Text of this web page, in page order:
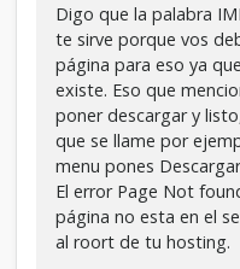
Digo que la palabra
te sirve porque vos
página para eso ya
existe. Eso que
poner descargar y
que se llame por
menu pones
El error Page Not
página no esta en el
al roort de tu hosting.